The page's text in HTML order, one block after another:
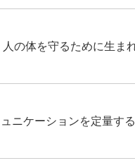
の体を守るために生ま
ニケーションを定量する